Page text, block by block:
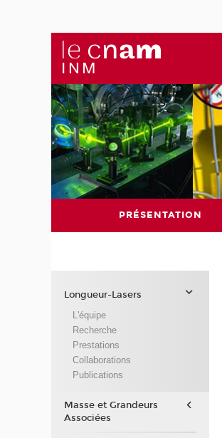
PRÉSENTATION
Longueur-Lasers
L'équipe
Recherche
Prestations
Collaborations
Publications
Masse et Grandeurs
Associées